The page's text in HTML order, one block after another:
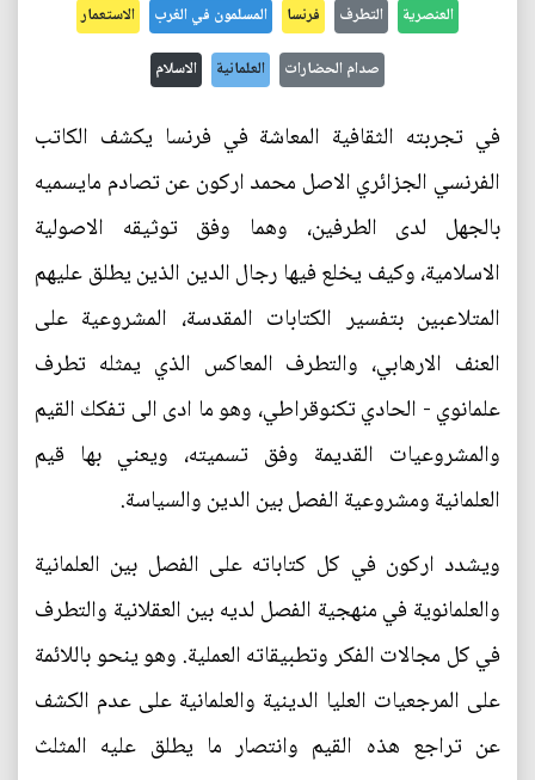
العنصرية التطرف فرنسا المسلمون في الغرب الاستعمار
صدام الحضارات العلمانية الاسلام
في تجربته الثقافية المعاشة في فرنسا يكشف الكاتب
الفرنسي الجزائري الاصل محمد اركون عن تصادم مايسميه
بالجهل لدى الطرفين، وهما وفق توثيقه الاصولية
الاسلامية، وكيف يخلع فيها رجال الدين الذين يطلق عليهم
المتلاعبين بتفسير الكتابات المقدسة، المشروعية على
العنف الارهابي، والتطرف المعاكس الذي يمثله تطرف
علمانوي - الحادي تكنوقراطي، وهو ما ادى الى تفكك القيم
والمشروعيات القديمة وفق تسميته، ويعني بها قيم
العلمانية ومشروعية الفصل بين الدين والسياسة.
ويشدد اركون في كل كتاباته على الفصل بين العلمانية
والعلمانوية في منهجية الفصل لديه بين العقلانية والتطرف
في كل مجالات الفكر وتطبيقاته العملية. وهو ينحو باللائمة
على المرجعيات العليا الدينية والعلمانية على عدم الكشف
عن تراجع هذه القيم وانتصار ما يطلق عليه المثلث